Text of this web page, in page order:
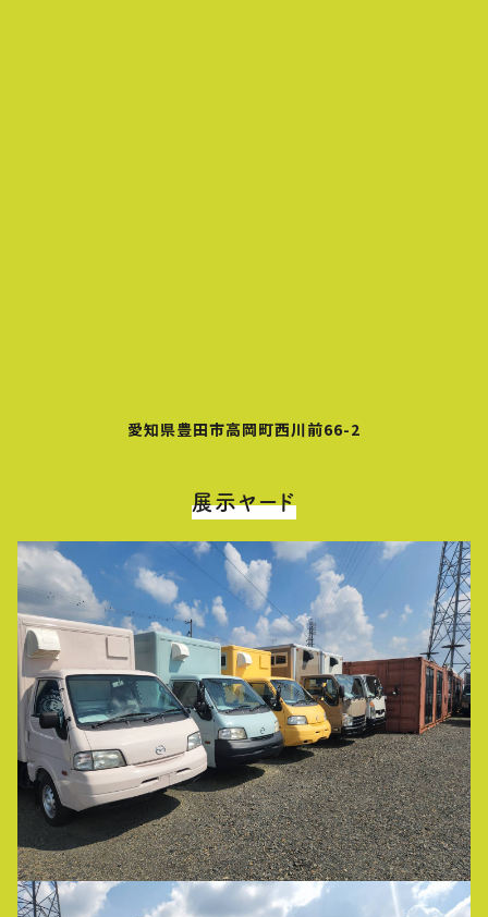
愛知県豊田市高岡町西川前66-2
展示ヤード